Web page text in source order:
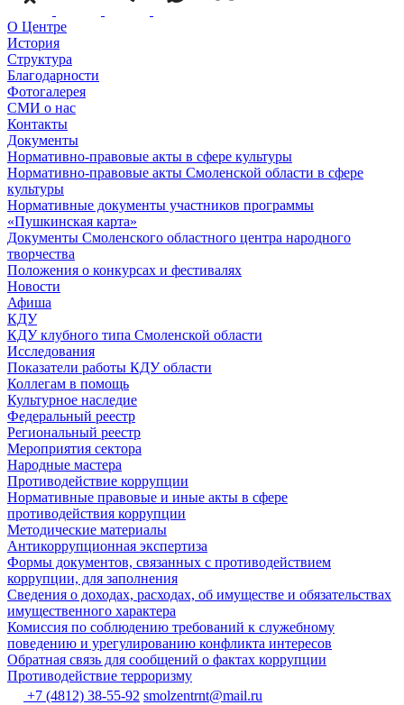
О Центре
История
Структура
Благодарности
Фотогалерея
СМИ о нас
Контакты
Документы
Нормативно-правовые акты в сфере культуры
Нормативно-правовые акты Смоленской области в сфере
культуры
Нормативные документы участников программы
«Пушкинская карта»
Документы Смоленского областного центра народного
творчества
Положения о конкурсах и фестивалях
Новости
Афиша
КДУ
КДУ клубного типа Смоленской области
Исследования
Показатели работы КДУ области
Коллегам в помощь
Культурное наследие
Федеральный реестр
Региональный реестр
Мероприятия сектора
Народные мастера
Противодействие коррупции
Нормативные правовые и иные акты в сфере
противодействия коррупции
Методические материалы
Антикоррупционная экспертиза
Формы документов, связанных с противодействием
коррупции, для заполнения
Сведения о доходах, расходах, об имуществе и обязательствах
имущественного характера
Комиссия по соблюдению требований к служебному
поведению и урегулированию конфликта интересов
Обратная связь для сообщений о фактах коррупции
Противодействие терроризму
+7 (4812) 38-55-92 smolzentrnt@mail.ru